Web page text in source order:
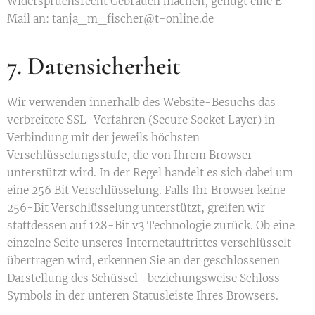
Mail an: tanja_m_fischer@t-online.de
7. Datensicherheit
Wir verwenden innerhalb des Website-Besuchs das
verbreitete SSL-Verfahren (Secure Socket Layer) in
Verbindung mit der jeweils höchsten
Verschlüsselungsstufe, die von Ihrem Browser
unterstützt wird. In der Regel handelt es sich dabei um
eine 256 Bit Verschlüsselung. Falls Ihr Browser keine
256-Bit Verschlüsselung unterstützt, greifen wir
stattdessen auf 128-Bit v3 Technologie zurück. Ob eine
einzelne Seite unseres Internetauftrittes verschlüsselt
übertragen wird, erkennen Sie an der geschlossenen
Darstellung des Schüssel- beziehungsweise Schloss-
Symbols in der unteren Statusleiste Ihres Browsers.